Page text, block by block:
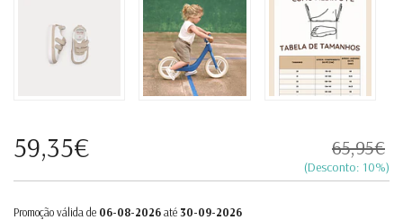
59,35€ 65,95€
(Desconto: 10%)
Promoção válida de 06-08-2026até30-09-2026